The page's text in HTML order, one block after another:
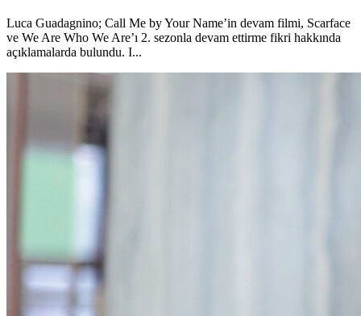
Luca Guadagnino; Call Me by Your Name’in devam filmi, Scarface
ve We Are Who We Are’ı 2. sezonla devam ettirme fikri hakkında
açıklamalarda bulundu. I...